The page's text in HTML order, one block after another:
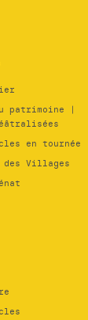
patrimoine |
en tournée
des Villages